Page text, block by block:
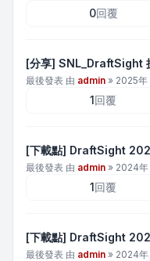
0回覆
[分享] SNL_DraftSight
最後發表 由 admin » 2025年
1回覆
[下載點] DraftSight
最後發表 由 admin » 2024年
1回覆
[下載點] DraftSight
最後發表 由 admin » 2024年